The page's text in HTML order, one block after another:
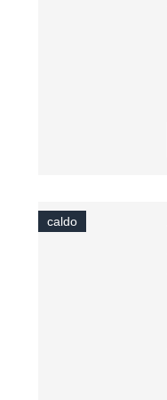
caldo